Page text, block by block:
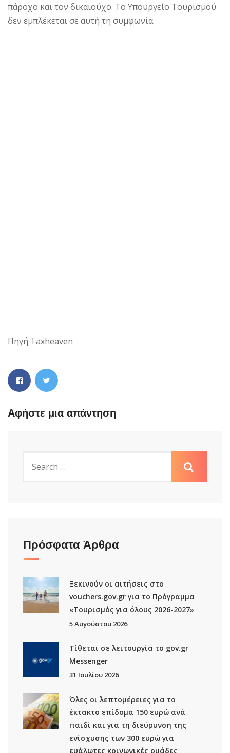
πάροχο και τον δικαιούχο. Το Υπουργείο Τουρισμού
δεν εμπλέκεται σε αυτή τη συμφωνία.
Πηγή Taxheaven
Αφήστε μια απάντηση
Πρόσφατα Άρθρα
Ξεκινούν οι αιτήσεις στο
vouchers.gov.gr για το Πρόγραμμα
«Τουρισμός για όλους 2026-2027»
5 Αυγούστου 2026
Τίθεται σε λειτουργία το gov.gr
Μessenger
31 Ιουλίου 2026
Όλες οι λεπτομέρειες για το
έκτακτο επίδομα 150 ευρώ ανά
παιδί και για τη διεύρυνση της
ενίσχυσης των 300 ευρώ για
ευάλωτες κοινωνικές ομάδες